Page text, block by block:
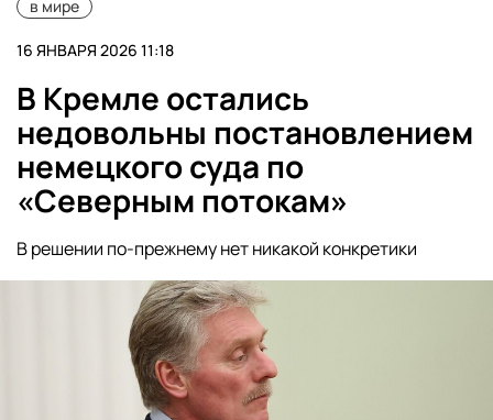
в мире
16 ЯНВАРЯ 2026 11:18
В Кремле остались
недовольны постановлением
немецкого суда по
«Северным потокам»
В решении по-прежнему нет никакой конкретики